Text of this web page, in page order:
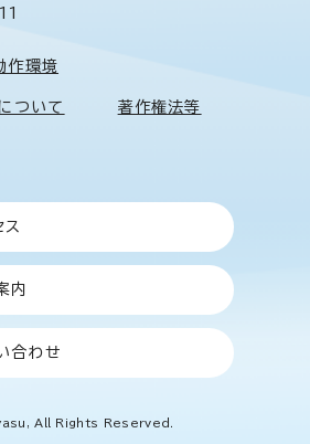
作環境
ついて 著作権法等
ス
内
合わせ
All Rights Reserved.